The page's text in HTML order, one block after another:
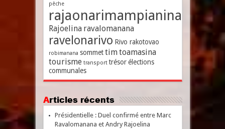
pêche
rajaonarimampianina
Rajoelina ravalomanana
ravelonarivo Rivo rakotovao
robimanana sommet timtoamasina
tourisme transport trésor élections
communales
Articles récents
Présidentielle : Duel confirmé entre Marc
Ravalomanana et Andry Rajoelina